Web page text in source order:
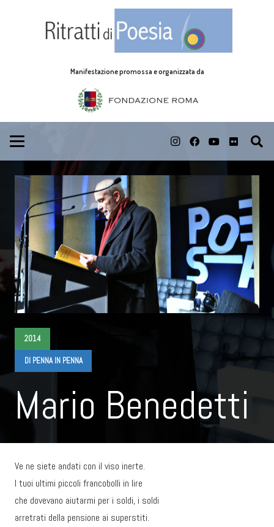
Manifestazione promossa e organizzata da
2014
DI PENNA IN PENNA
Mario Benedetti
Ve ne siete andati con il viso inerte.
I tuoi ultimi piccoli francobolli in lire
che dovevano aiutarmi per i soldi, i soldi
arretrati della pensione ai superstiti.